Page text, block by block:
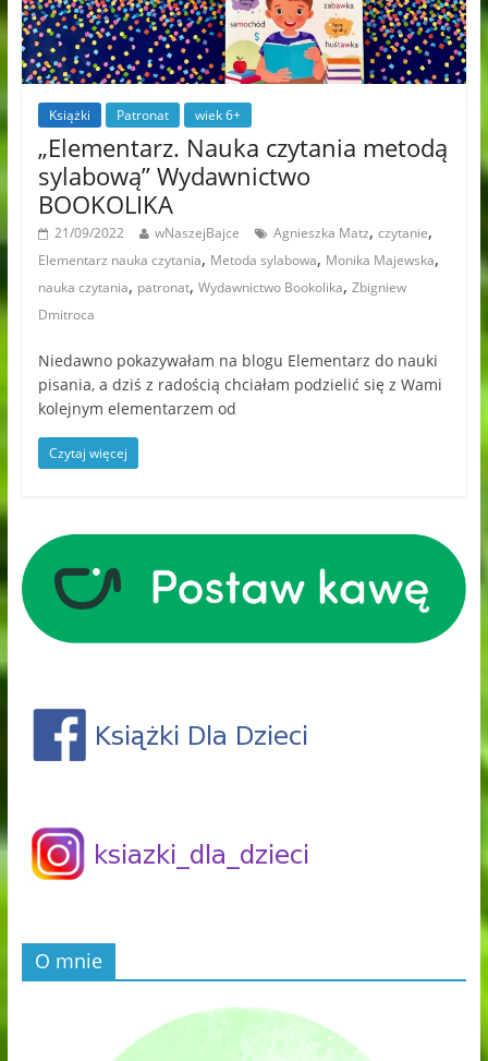
Książki Patronat wiek 6+
„Elementarz. Nauka czytania metodą
sylabową” Wydawnictwo
BOOKOLIKA
21/09/2022 wNaszejBajce Agnieszka Matz, czytanie,
Elementarz nauka czytania, Metoda sylabowa, Monika Majewska,
nauka czytania, patronat, Wydawnictwo Bookolika, Zbigniew
Dmitroca
Niedawno pokazywałam na blogu Elementarz do nauki
pisania, a dziś z radością chciałam podzielić się z Wami
kolejnym elementarzem od
Czytaj więcej
O mnie